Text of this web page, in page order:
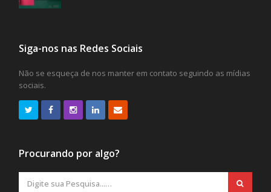
Siga-nos nas Redes Sociais
Não se esqueça de nos manter em contato seguindo as mídias
sociais.
Procurando por algo?